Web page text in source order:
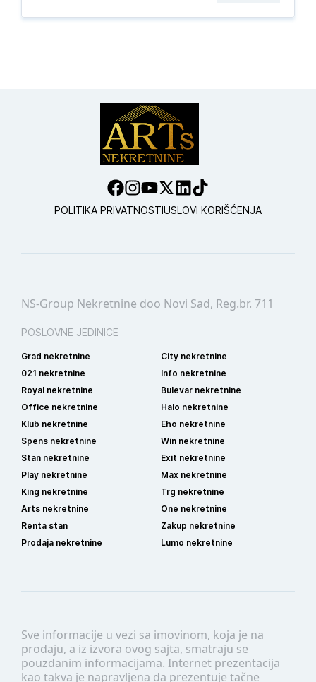
POLITIKA PRIVATNOSTIUSLOVI KORIŠĆENJA
Sve informacije u vezi sa imovinom, koja je na
prodaju, a iz izvora ovog sajta, smatraju se
pouzdanim informacijama. Internet prezentacija
kao takva je napravljena da prezentuje tačne
NS-Group Nekretnine doo Novi Sad, Reg.br. 711
POSLOVNE JEDINICE
Grad nekretnine
City nekretnine
021 nekretnine
Info nekretnine
Royal nekretnine
Bulevar nekretnine
Office nekretnine
Halo nekretnine
Klub nekretnine
Eho nekretnine
Spens nekretnine
Win nekretnine
Stan nekretnine
Exit nekretnine
Play nekretnine
Max nekretnine
King nekretnine
Trg nekretnine
Arts nekretnine
One nekretnine
Renta stan
Zakup nekretnine
Prodaja nekretnine
Lumo nekretnine